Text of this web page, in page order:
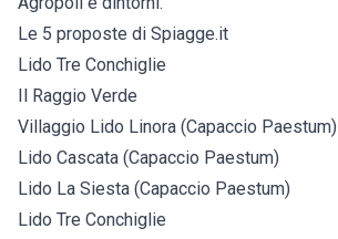
Le 5 proposte di Spiagge.it
Lido Tre Conchiglie
Il Raggio Verde
Villaggio Lido Linora (Capaccio Paestum)
Lido Cascata (Capaccio Paestum)
Lido La Siesta (Capaccio Paestum)
Lido Tre Conchiglie